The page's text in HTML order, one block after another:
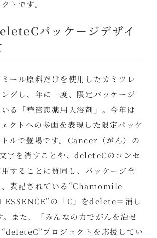
トです。
パッケージデザイ
ール原料だけを使用したカミツレ
グし、年に一度、限定パッケージ
る「華密恋薬用入浴剤」。今年は
クトへの参画を表現した限定パッケ
ルで登場です。Cancer（がん）の
字を消すことや、deleteCのコンセ
することに賛同し、パッケージ全
、表記されている“Chamomile
の「C」をdelete＝消し
。また、「みんなの力でがんを治せ
プロジェクトを応援してい